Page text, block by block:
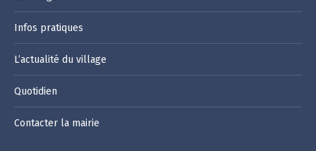
Infos pratiques
L’actualité du village
Quotidien
Contacter la mairie